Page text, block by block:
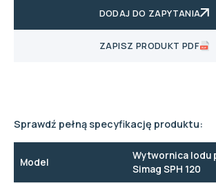
DODAJ DO ZAPYTANIA
ZAPISZ PRODUKT PDF
Sprawdź pełną specyfikację produktu:
Model
Wytwornica lodu
Simag SPH 120